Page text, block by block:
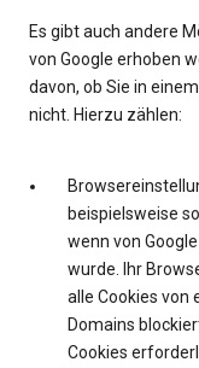
Es gibt auch andere
von Google erhoben
davon, ob Sie in
nicht. Hierzu zählen:
beispielsweise
wenn von
wurde. Ihr
alle Cookies von
Domains
Cookies